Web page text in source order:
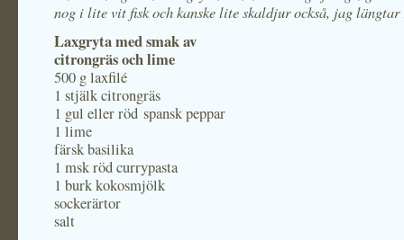
nog i lite vit fisk och kanske lite skaldjur också, jag längtar
Laxgryta med smak av
citrongräs och lime
500 g laxfilé
1 stjälk citrongräs
1 gul eller röd spansk peppar
1 lime
färsk basilika
1 msk röd currypasta
1 burk kokosmjölk
sockerärtor
salt